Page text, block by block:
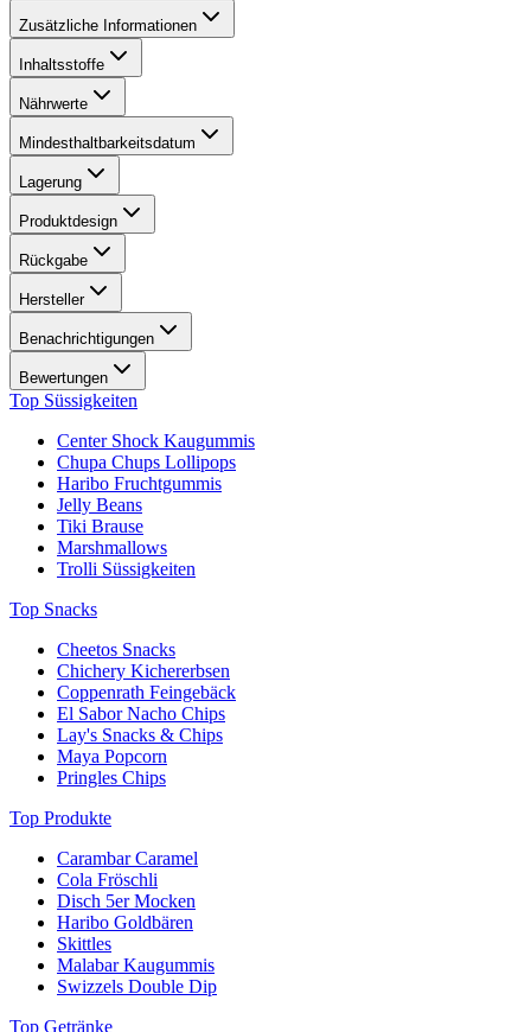
Zusätzliche Informationen
Inhaltsstoffe
Nährwerte
Mindesthaltbarkeitsdatum
Lagerung
Produktdesign
Rückgabe
Hersteller
Benachrichtigungen
Bewertungen
Top Süssigkeiten
Center Shock Kaugummis
Chupa Chups Lollipops
Haribo Fruchtgummis
Jelly Beans
Tiki Brause
Marshmallows
Trolli Süssigkeiten
Top Snacks
Cheetos Snacks
Chichery Kichererbsen
Coppenrath Feingebäck
El Sabor Nacho Chips
Lay's Snacks & Chips
Maya Popcorn
Pringles Chips
Top Produkte
Carambar Caramel
Cola Fröschli
Disch 5er Mocken
Haribo Goldbären
Skittles
Malabar Kaugummis
Swizzels Double Dip
Top Getränke